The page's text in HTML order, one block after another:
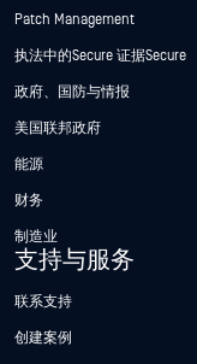
Patch Management
执法中的Secure 证据Secure
政府、国防与情报
美国联邦政府
能源
财务
制造业
支持与服务
联系支持
创建案例